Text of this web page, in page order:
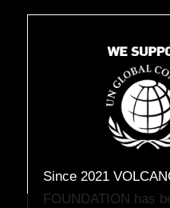
Since 2021
FOUNDATION has